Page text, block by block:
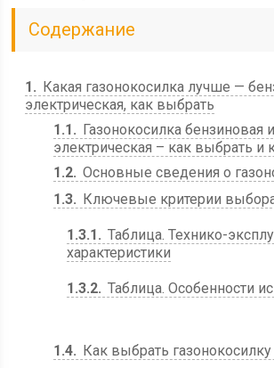
Содержание
1
Какая газонокосилка лучше —
электрическая, как выбрать
1.1
Газонокосилка бензиновая
электрическая – как выбрать и
1.2 Основные сведения о
1.3
Ключевые критерии
1.3.1
Таблица. Технико-
характеристики
1.3.2 Таблица. Особенности
1.4
Как выбрать